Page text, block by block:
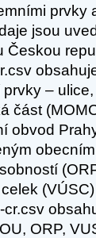
prvky
jsou
Českou
–
část
obvod
cr.csv
ORP,